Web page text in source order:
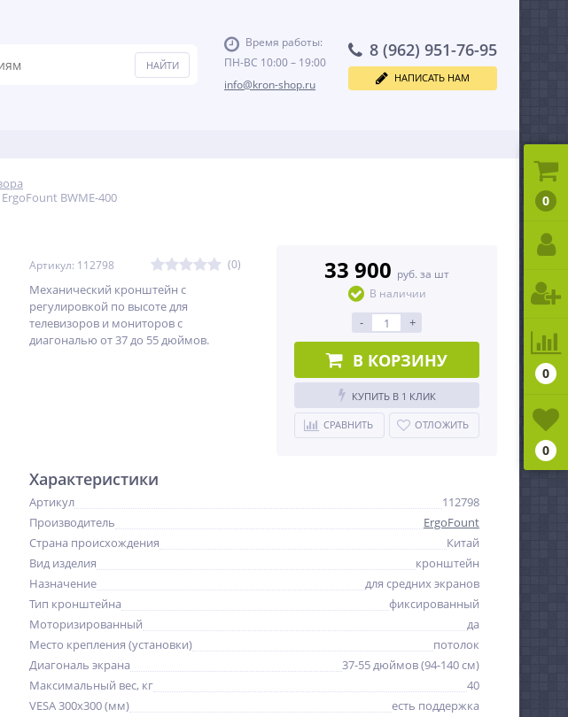
Время работы:
ПН-ВС 10:00 – 19:00
info@kron-shop.ru
8 (962) 951-76-95
НАПИСАТЬ НАМ
BWME-400
Артикул: 112798 (0)
Механический кронштейн с
регулировкой по высоте для
телевизоров и мониторов с
диагональю от 37 до 55 дюймов.
33 900 руб. за шт
В наличии
- +
В КОРЗИНУ
КУПИТЬ В 1 КЛИК
СРАВНИТЬ ОТЛОЖИТЬ
Характеристики
Артикул
112798
Производитель
ErgoFount
Страна происхождения
Китай
Вид изделия
кронштейн
Назначение
для средних экранов
Тип кронштейна
фиксированный
Моторизированный
да
Место крепления (установки)
потолок
Диагональ экрана
37-55 дюймов (94-140 см)
Максимальный вес, кг
40
VESA 300x300 (мм)
есть поддержка
0
0
0